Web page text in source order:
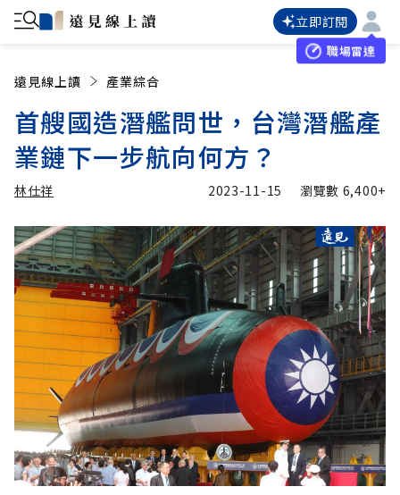
立即訂閱
職場雷達
遠見線上讀 產業綜合
首艘國造潛艦問世，台灣潛艦產
業鏈下一步航向何方？
林仕祥
林仕祥 加入追蹤
2023-11-15 瀏覽數 6,400+